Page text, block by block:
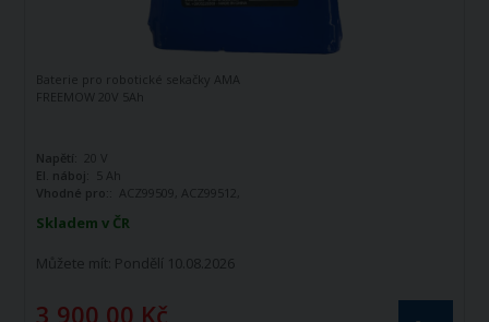
Skladem v ČR
Můžete mít: Pondělí 10.08.2026
3 900,00 Kč
Baterie pro robotické sekačky AMA
FREEMOW 20V 5Ah
Napětí:
El. náboj:
5 Ah
Vhodné pro:: ACZ99509, ACZ99512,